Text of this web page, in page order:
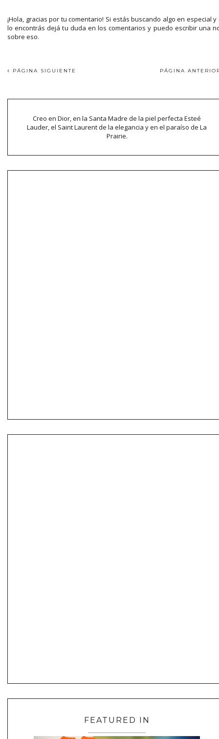
¡Hola, gracias por tu comentario! Si estás buscando algo en especial y
lo encontrás dejá tu duda en los comentarios y puedo escribir una
sobre eso.
PÁGINA SIGUIENTE PÁGINA
Creo en Dior, en la Santa Madre de la piel perfecta Esteé
Lauder, el Saint Laurent de la elegancia y en el paraíso de La
Prairie.
FEATURED IN